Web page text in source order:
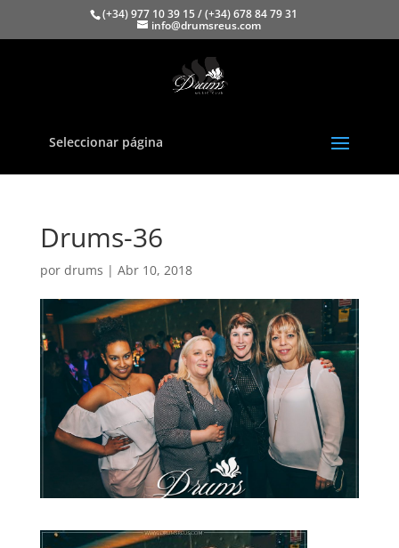
(+34) 977 10 39 15 / (+34) 678 84 79 31
info@drumsreus.com
Seleccionar página
Drums-36
por drums | Abr 10, 2018